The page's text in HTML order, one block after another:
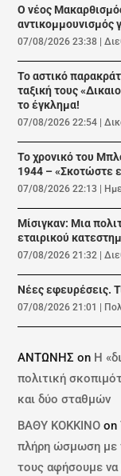
Ο νέος
αντικομμουνισμός
07/08/2026 23:38 |
Το αστικό
ταξική τους
το έγκλημα!
07/08/2026 22:54 |
Το χρονικό του
1944 – «Σκοτώστε
07/08/2026 22:13 |
Μίσιγκαν: Μια
εταιρικού
07/08/2026 21:32 |
Νέες εφευρέσεις.
07/08/2026 21:01 |
ΑΝΤΩΝΗΣ on Η
πολιτική
και δύο σταθμών
ΒΑΘΥ ΚΟΚΚΙΝΟ on
πλήρη ώσμωση με
τους αφήσουμε